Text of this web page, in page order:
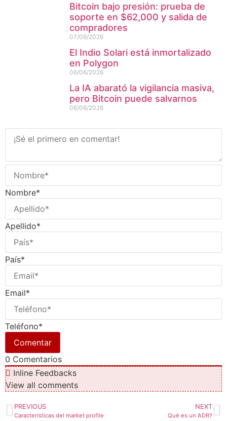
Bitcoin bajo presión: prueba de
soporte en $62,000 y salida de
compradores
07/06/2026
El Indio Solari está inmortalizado
en Polygon
06/06/2026
La IA abarató la vigilancia masiva,
pero Bitcoin puede salvarnos
06/06/2026
Nombre*
Apellido*
País*
Email*
Teléfono*
0 Comentarios
Inline Feedbacks
View all comments
PREVIOUS
Características del market profile
NEXT
Qué es un ADR?